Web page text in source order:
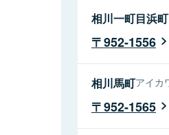
相川一町目浜町
952-1556
相川馬町アイカ
952-1565